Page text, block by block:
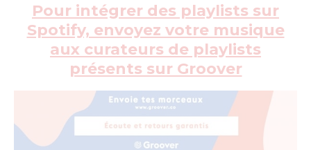
Pour intégrer des playlists sur
Spotify, envoyez votre musique
aux curateurs de playlists
présents sur Groover